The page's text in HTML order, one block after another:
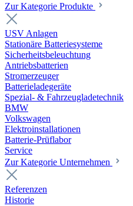
Zur Kategorie Produkte
USV Anlagen
Stationäre Batteriesysteme
Sicherheitsbeleuchtung
Antriebsbatterien
Stromerzeuger
Batterieladegeräte
Spezial- & Fahrzeugladetechnik
BMW
Volkswagen
Elektroinstallationen
Batterie-Prüflabor
Service
Zur Kategorie Unternehmen
Referenzen
Historie